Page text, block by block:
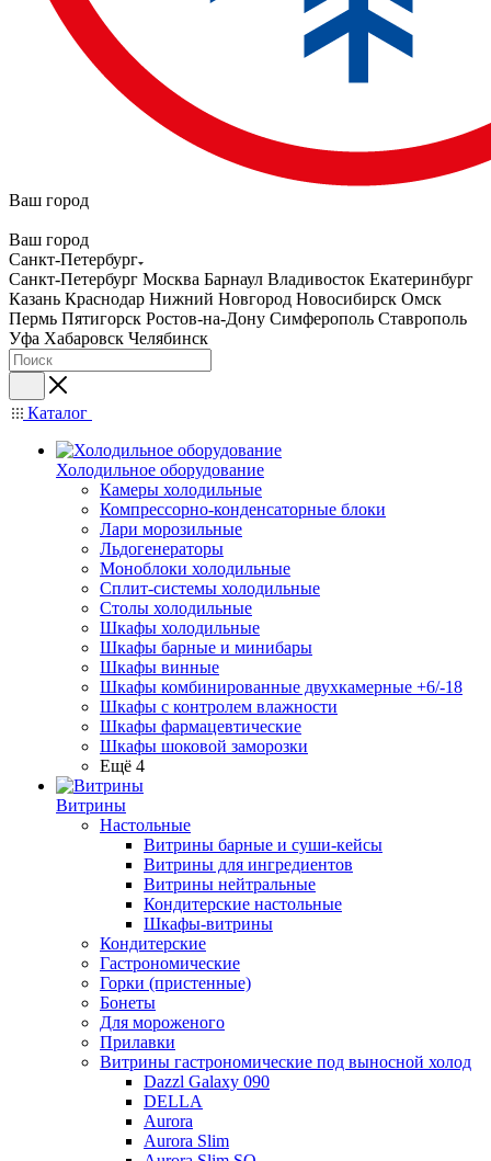
Ваш город
Ваш город
Санкт-Петербург
Санкт-Петербург Москва Барнаул Владивосток Екатеринбург
Казань Краснодар Нижний Новгород Новосибирск Омск
Пермь Пятигорск Ростов-на-Дону Симферополь Ставрополь
Уфа Хабаровск Челябинск
Каталог
Холодильное оборудование
Камеры холодильные
Компрессорно-конденсаторные блоки
Лари морозильные
Льдогенераторы
Моноблоки холодильные
Сплит-системы холодильные
Столы холодильные
Шкафы холодильные
Шкафы барные и минибары
Шкафы винные
Шкафы комбинированные двухкамерные +6/-18
Шкафы с контролем влажности
Шкафы фармацевтические
Шкафы шоковой заморозки
Ещё 4
Витрины
Настольные
Витрины барные и суши-кейсы
Витрины для ингредиентов
Витрины нейтральные
Кондитерские настольные
Шкафы-витрины
Кондитерские
Гастрономические
Горки (пристенные)
Бонеты
Для мороженого
Прилавки
Витрины гастрономические под выносной холод
Dazzl Galaxy 090
DELLA
Aurora
Aurora Slim